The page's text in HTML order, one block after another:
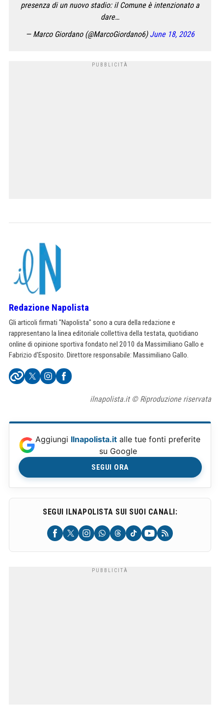
presenza di un nuovo stadio: il Comune è intenzionato a
dare…
— Marco Giordano (@MarcoGiordano6) June 18, 2026
Redazione Napolista
Gli articoli firmati "Napolista" sono a cura della redazione e
rappresentano la linea editoriale collettiva della testata, quotidiano
online di opinione sportiva fondato nel 2010 da Massimiliano Gallo e
Fabrizio d'Esposito. Direttore responsabile: Massimiliano Gallo.
ilnapolista.it © Riproduzione riservata
Aggiungi Ilnapolista.it alle tue fonti preferite
su Google
SEGUI ORA
SEGUI ILNAPOLISTA SUI SUOI CANALI: